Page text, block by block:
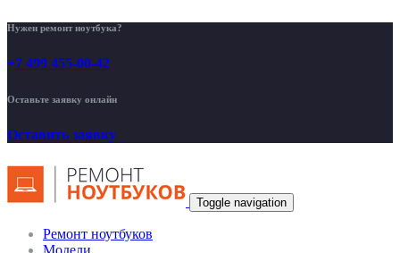
Нужен ремонт ноутбука?
+7 499 455-00-42
Оставьте заявку онлайн
Оставить заявку
Toggle navigation
Ремонт ноутбуков